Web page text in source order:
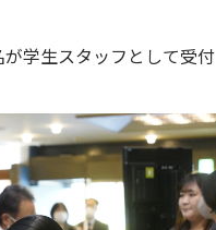
学生スタッフとして受付